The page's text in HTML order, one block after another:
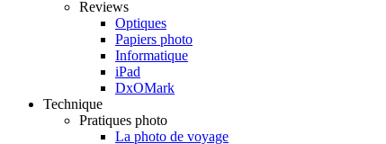
Reviews
Optiques
Papiers photo
Informatique
iPad
DxOMark
Technique
Pratiques photo
La photo de voyage